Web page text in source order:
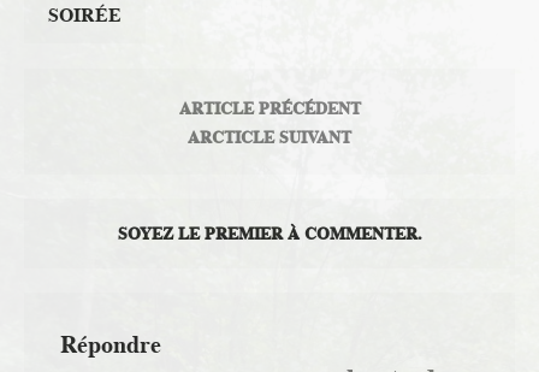
SOIRÉE
ARTICLE PRÉCÉDENT
ARCTICLE SUIVANT
SOYEZ LE PREMIER À COMMENTER.
Répondre